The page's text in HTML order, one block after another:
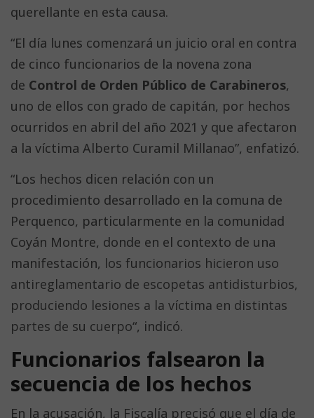
querellante en esta causa.
“El día lunes comenzará un juicio oral en contra
de cinco funcionarios de la novena zona
de Control de Orden Público de Carabineros,
uno de ellos con grado de capitán, por hechos
ocurridos en abril del año 2021 y que afectaron
a la víctima Alberto Curamil Millanao”, enfatizó.
“Los hechos dicen relación con un
procedimiento desarrollado en la comuna de
Perquenco, particularmente en la comunidad
Coyán Montre, donde en el contexto de una
manifestación, los funcionarios hicieron uso
antireglamentario de escopetas antidisturbios,
produciendo lesiones a la víctima en distintas
partes de su cuerpo“, indicó.
Funcionarios falsearon la
secuencia de los hechos
En la acusación, la Fiscalía precisó que el día de